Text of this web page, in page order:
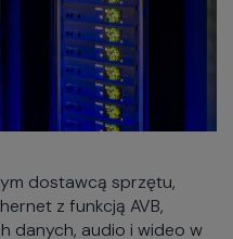
dostawcą sprzętu,
z funkcją AVB,
danych, audio i wideo w